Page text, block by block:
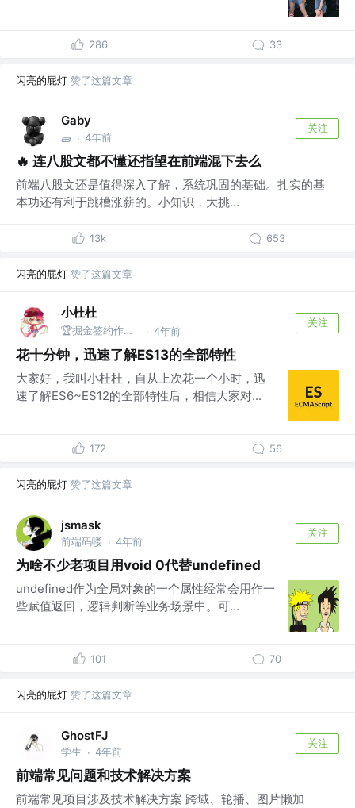
286 33
闪亮的屁灯 赞了这篇文章
Gaby
🧱 · 4年前
关注
🔥 连八股文都不懂还指望在前端混下去么
前端八股文还是值得深入了解，系统巩固的基础。扎实的基
本功还有利于跳槽涨薪的。小知识，大挑...
13k 653
闪亮的屁灯 赞了这篇文章
小杜杜
🏆掘金签约作者 @公众号：杜杜的全栈之旅 · 4年前
关注
花十分钟，迅速了解ES13的全部特性
大家好，我叫小杜杜，自从上次花一个小时，迅
速了解ES6~ES12的全部特性后，相信大家对...
172 56
闪亮的屁灯 赞了这篇文章
jsmask
前端码喽 · 4年前
关注
为啥不少老项目用void 0代替undefined
undefined作为全局对象的一个属性经常会用作一
些赋值返回，逻辑判断等业务场景中。可...
101 70
闪亮的屁灯 赞了这篇文章
GhostFJ
学生 · 4年前
关注
前端常见问题和技术解决方案
前端常见项目涉及技术解决方案 跨域、轮播、图片懒加